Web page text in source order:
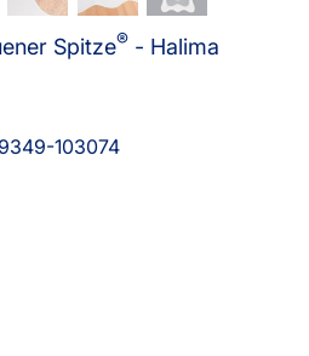
Spitze® - Halima
103074